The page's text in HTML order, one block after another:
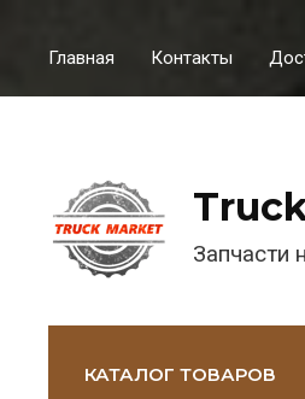
Главная Контакты
Запчасти
КАТАЛОГ ТОВАРОВ